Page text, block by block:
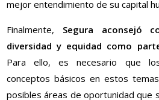
mejor entendimiento de su capital
Finalmente, Segura aconsejó
diversidad y equidad como
Para ello, es necesario que
conceptos básicos en estos
posibles áreas de oportunidad que